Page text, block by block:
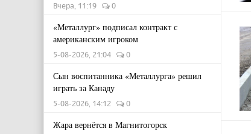
Вчера, 11:19 0
«Металлург» подписал контракт с
американским игроком
5-08-2026, 21:04 0
Сын воспитанника «Металлурга» решил
играть за Канаду
5-08-2026, 14:12 0
Жара вернётся в Магнитогорск